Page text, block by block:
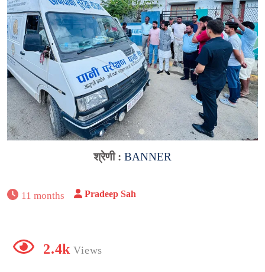
श्रेणी : BANNER
11 months Pradeep Sah
2.4k Views